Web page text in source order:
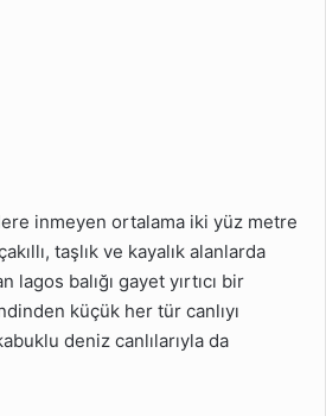
inmeyen ortalama iki yüz metre
taşlık ve kayalık alanlarda
lagos balığı gayet yırtıcı bir
küçük her tür canlıyı
deniz canlılarıyla da